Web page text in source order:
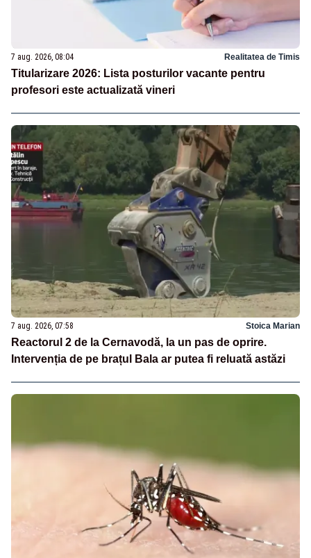
7 aug. 2026, 08:04 Realitatea de Timis
Titularizare 2026: Lista posturilor vacante pentru
profesori este actualizată vineri
7 aug. 2026, 07:58 Stoica Marian
Reactorul 2 de la Cernavodă, la un pas de oprire.
Intervenția de pe brațul Bala ar putea fi reluată astăzi